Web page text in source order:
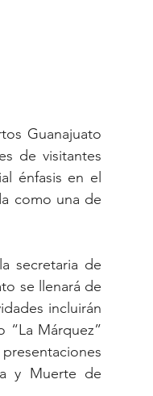
Guanajuato
de visitantes
énfasis en el
como una de
secretaria de
se llenará de
incluirán
“La Márquez”
y Muerte de